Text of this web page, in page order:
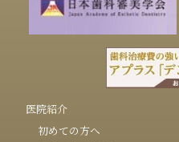
医院紹介
初めての方へ